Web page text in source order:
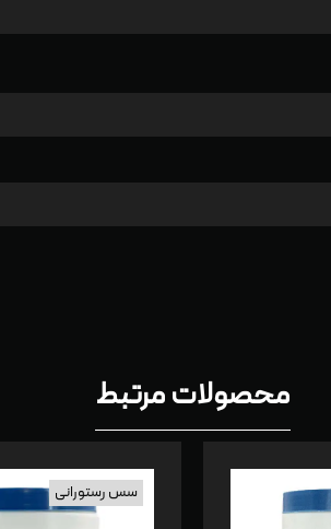
محصولات مرتبط
سس رستورانی